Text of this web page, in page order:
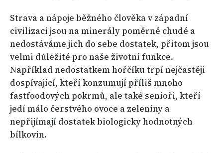
Strava a nápoje běžného člověka v západní
civilizaci jsou na minerály poměrně chudé a
nedostáváme jich do sebe dostatek, přitom jsou
velmi důležité pro naše životní funkce.
Například nedostatkem hořčíku trpí nejčastěji
dospívající, kteří konzumují příliš mnoho
fastfoodových pokrmů, ale také senioři, kteří
jedí málo čerstvého ovoce a zeleniny a
nepřijímají dostatek biologicky hodnotných
bílkovin.